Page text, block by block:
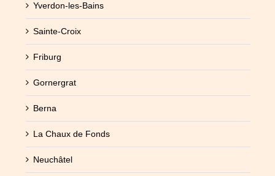
Yverdon-les-Bains
Sainte-Croix
Friburg
Gornergrat
Berna
La Chaux de Fonds
Neuchâtel